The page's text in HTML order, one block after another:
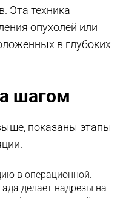
Эта техника
опухолей или
в глубоких
шагом
показаны этапы
в операционной.
делает надрезы на